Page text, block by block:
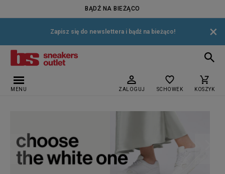
BĄDŹ NA BIEŻĄCO
Zapisz się do newslettera i bądź na bieżąco! ×
MENU ZALOGUJ SCHOWEK KOSZYK